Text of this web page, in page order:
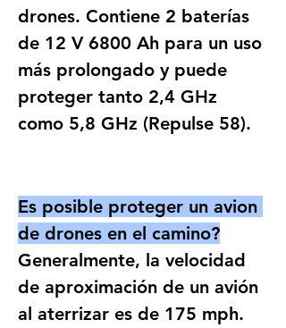
drones. Contiene 2 baterías
de 12 V 6800 Ah para un uso
más prolongado y puede
proteger tanto 2,4 GHz
como 5,8 GHz (Repulse 58).
Es posible proteger un avion
de drones en el camino?
Generalmente, la velocidad
de aproximación de un avión
al aterrizar es de 175 mph.